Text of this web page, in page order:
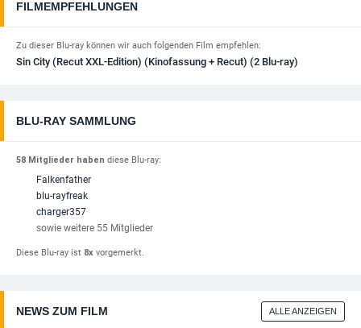
FILMEMPFEHLUNGEN
Zu dieser Blu-ray können wir auch folgenden Film empfehlen:
Sin City (Recut XXL-Edition) (Kinofassung + Recut) (2 Blu-ray)
BLU-RAY SAMMLUNG
58 Mitglieder haben diese Blu-ray:
Falkenfather
blu-rayfreak
charger357
sowie weitere 55 Mitglieder
Diese Blu-ray ist 8x vorgemerkt.
NEWS ZUM FILM ALLE ANZEIGEN